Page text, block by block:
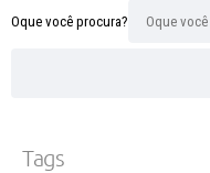
Oque você procura?
Tags